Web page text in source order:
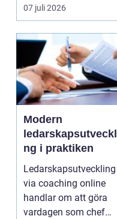
07 juli 2026
Modern
ng i praktiken
Ledarskapsutveckling
via coaching online
handlar om att göra
vardagen som chef